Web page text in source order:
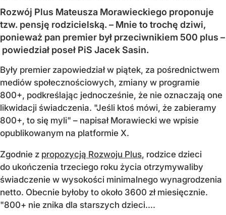
Rozwój Plus Mateusza Morawieckiego proponuje
tzw. pensję rodzicielską. – Mnie to trochę dziwi,
ponieważ pan premier był przeciwnikiem 500 plus –
powiedział poseł PiS Jacek Sasin.
Były premier zapowiedział w piątek, za pośrednictwem
mediów społecznościowych, zmiany w programie
800+, podkreślając jednocześnie, że nie oznaczają one
likwidacji świadczenia. "Jeśli ktoś mówi, że zabieramy
800+, to się myli" – napisał Morawiecki we wpisie
opublikowanym na platformie X.
Zgodnie z propozycją Rozwoju Plus, rodzice dzieci
do ukończenia trzeciego roku życia otrzymywaliby
świadczenie w wysokości minimalnego wynagrodzenia
netto. Obecnie byłoby to około 3600 zł miesięcznie.
"800+ nie znika dla starszych dzieci....